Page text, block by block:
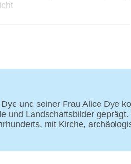
Verfügbarkeit), Stellplätze,
und seiner Frau Alice Dye
und Landschaftsbilder
mit Kirche,